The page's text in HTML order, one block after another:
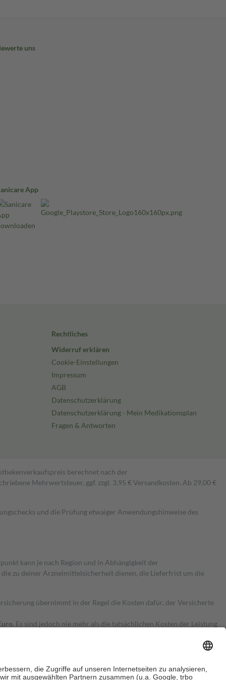
uns
App
Rechtliches
Widerruf erklären
Cookie-Einstellungen
Impressum
AGB
Datenschutzerklärung
Datenschutzerklärung - Mein Medikationsplan
Fragen & Antworten
berechnet nach der
Mehrwertsteuer, ggf. zzgl. 3,95 € Versandkosten. Ab 29,00 €
und die Prüfung etwaiger Anwendungshinweise des
kann je nach Region und in Abhängigkeit der
zu deiner Arzneimittelsicherheit dienen, die Lieferfrist um die
übernimmt in der Regel die Kosten dafür, der Versicherte
Es sind jedoch nie mehr als die tatsächlichen Kosten der Leistung
Zuzahlungen an bei: